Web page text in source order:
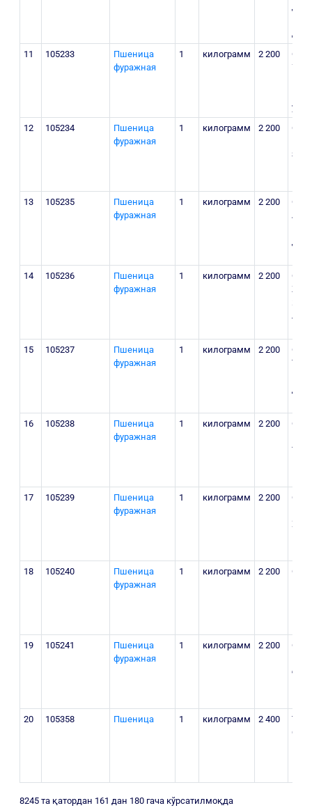
11
105233
Пшеница
фуражная
1 килограмм 2 200
уй.
12
105234
Пшеница
фуражная
1 килограмм 2 200
13 105235
Пшеница
фуражная
1 килограмм 2 200
14 105236
Пшеница
фуражная
1 килограмм 2 200
15 105237
Пшеница
фуражная
1 килограмм 2 200
16 105238
Пшеница
фуражная
1 килограмм 2 200
17 105239
Пшеница
фуражная
1 килограмм 2 200
18 105240
Пшеница
фуражная
1 килограмм 2 200
19 105241
Пшеница
фуражная
1 килограмм 2 200
20 105358 Пшеница 1 килограмм 2 400
8245 та қатордан 161 дан 180 гача кўрсатилмоқда